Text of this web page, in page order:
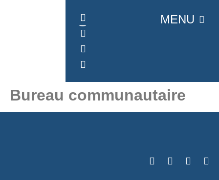
MENU
Bureau communautaire